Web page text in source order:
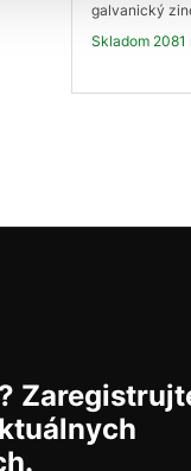
galvanický
Skladom 2081